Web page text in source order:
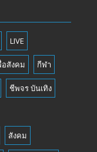
LIVE
อสังคม กีฬา
ชีพจร บันเทิง
สังคม